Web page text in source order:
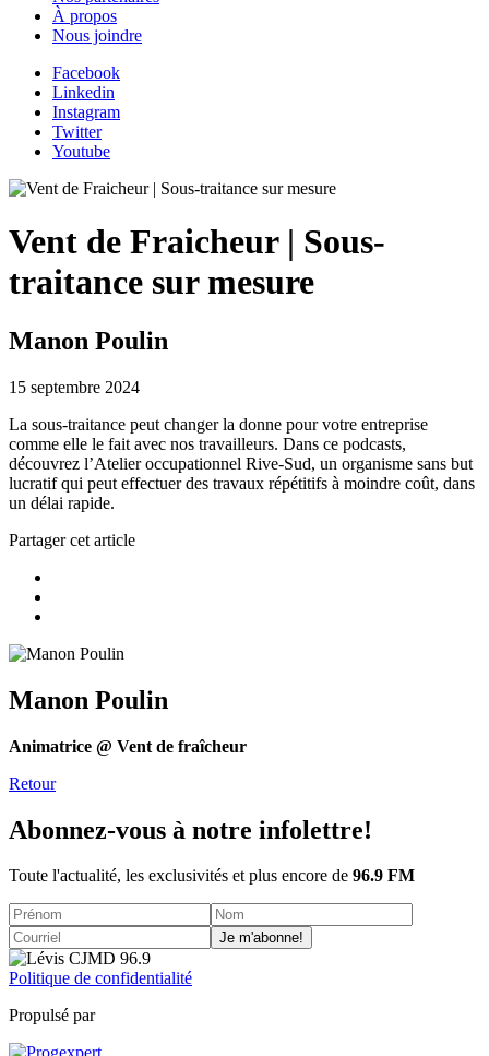
À propos
Nous joindre
Facebook
Linkedin
Instagram
Twitter
Youtube
Vent de Fraicheur | Sous-
traitance sur mesure
Manon Poulin
15 septembre 2024
La sous-traitance peut changer la donne pour votre entreprise
comme elle le fait avec nos travailleurs. Dans ce podcasts,
découvrez l’Atelier occupationnel Rive-Sud, un organisme sans but
lucratif qui peut effectuer des travaux répétitifs à moindre coût, dans
un délai rapide.
Partager cet article
Manon Poulin
Animatrice @ Vent de fraîcheur
Retour
Abonnez-vous à notre infolettre!
Toute l'actualité, les exclusivités et plus encore de 96.9 FM
Je m'abonne!
Politique de confidentialité
Propulsé par